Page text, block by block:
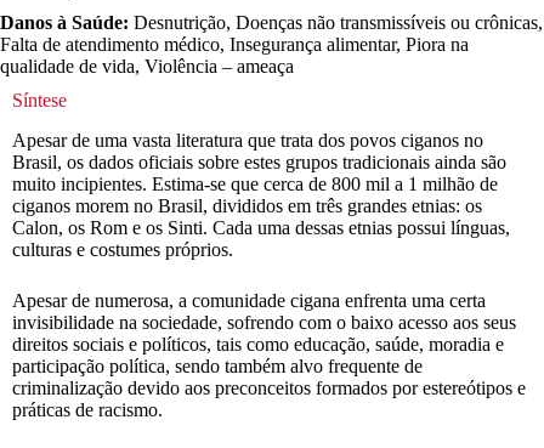
Danos à Saúde: Desnutrição, Doenças não transmissíveis ou crônicas,
Falta de atendimento médico, Insegurança alimentar, Piora na
qualidade de vida, Violência – ameaça
Síntese
Apesar de uma vasta literatura que trata dos povos ciganos no
Brasil, os dados oficiais sobre estes grupos tradicionais ainda são
muito incipientes. Estima-se que cerca de 800 mil a 1 milhão de
ciganos morem no Brasil, divididos em três grandes etnias: os
Calon, os Rom e os Sinti. Cada uma dessas etnias possui línguas,
culturas e costumes próprios.
Apesar de numerosa, a comunidade cigana enfrenta uma certa
invisibilidade na sociedade, sofrendo com o baixo acesso aos seus
direitos sociais e políticos, tais como educação, saúde, moradia e
participação política, sendo também alvo frequente de
criminalização devido aos preconceitos formados por estereótipos e
práticas de racismo.